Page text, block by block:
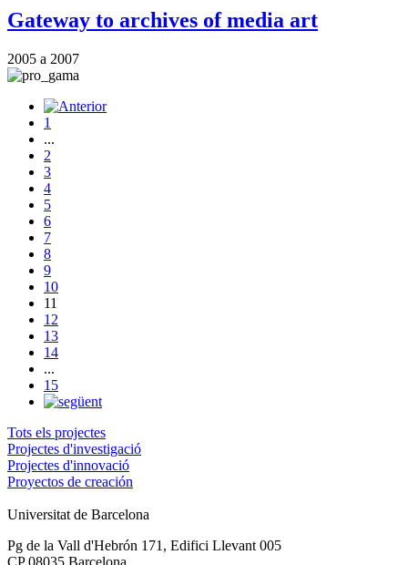
Gateway to archives of media art
2005 a 2007
1
...
2
3
4
5
6
7
8
9
10
11
12
13
14
...
15
Tots els projectes
Projectes d'investigació
Projectes d'innovació
Proyectos de creación
Universitat de Barcelona
Pg de la Vall d'Hebrón 171, Edifici Llevant 005
CP 08035 Barcelona